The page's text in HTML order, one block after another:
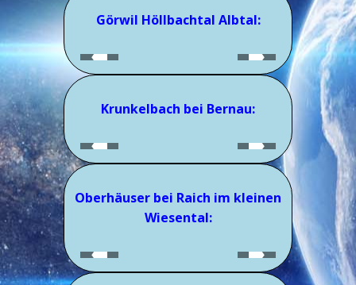
Görwil Höllbachtal Albtal:
Krunkelbach bei Bernau:
Oberhäuser bei Raich im kleinen
Wiesental: